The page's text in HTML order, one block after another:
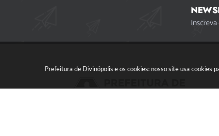
Prefeitura de Divinópolis e os cookies: nosso site usa cookies